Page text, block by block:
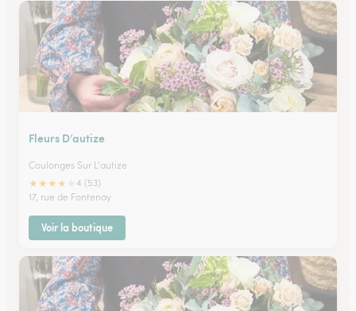
Fleurs D’autize
Coulonges Sur L'autize
★★★★
4 (53)
17, rue de Fontenay
Voir la boutique